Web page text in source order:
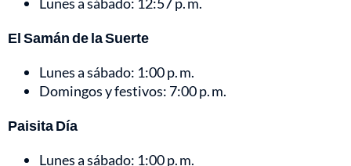
El Samán de la Suerte
Lunes a sábado: 1:00 p. m.
Domingos y festivos: 7:00 p. m.
Paisita Día
Lunes a sábado: 1:00 p. m.